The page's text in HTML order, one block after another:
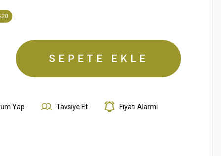
SEPETE EKLE
Yap Tavsiye Et Fiyatı Alarmı